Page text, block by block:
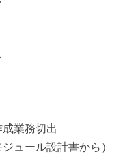
業務切出
ュール設計書から）